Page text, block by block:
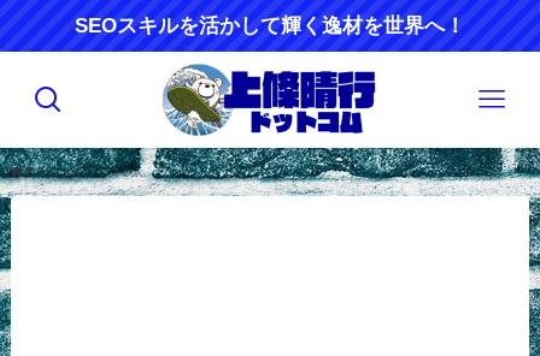
SEOスキルを活かして輝く逸材を世界へ！
ホーム 紹介される人